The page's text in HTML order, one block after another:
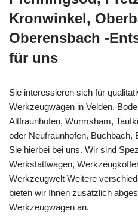
Kronwinkel,
Oberensbach -
für uns
Sie interessieren sich für
Werkzeugwägen in Velden,
Altfraunhofen, Wurmsham,
oder Neufraunhofen, Buchbach,
Sie hierbei bei uns. Wir sind
Werkstattwagen,
Werkzeugwelt Weitere
bieten wir Ihnen zusätzlich
Werkzeugwagen an.